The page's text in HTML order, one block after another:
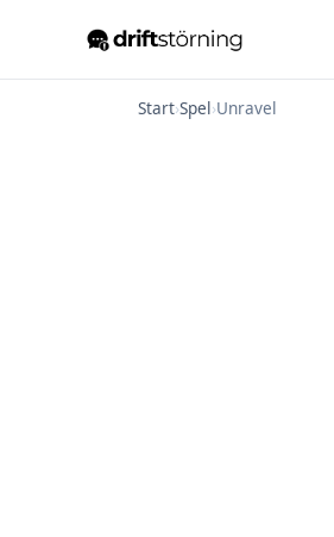
Start›Spel›Unravel